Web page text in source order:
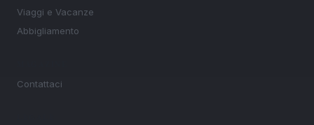
Viaggi e Vacanze
Abbigliamento
Contattaci